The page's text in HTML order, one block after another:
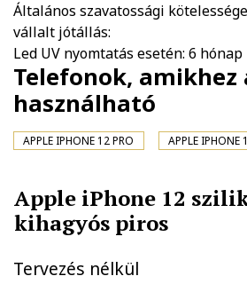
Általános szavatossági
vállalt jótállás:
Led UV nyomtatás esetén: 6
Telefonok,
használható
APPLE IPHONE 12 PRO APPLE IPHONE
Apple iPhone 12
kihagyós piros
Tervezés nélkül